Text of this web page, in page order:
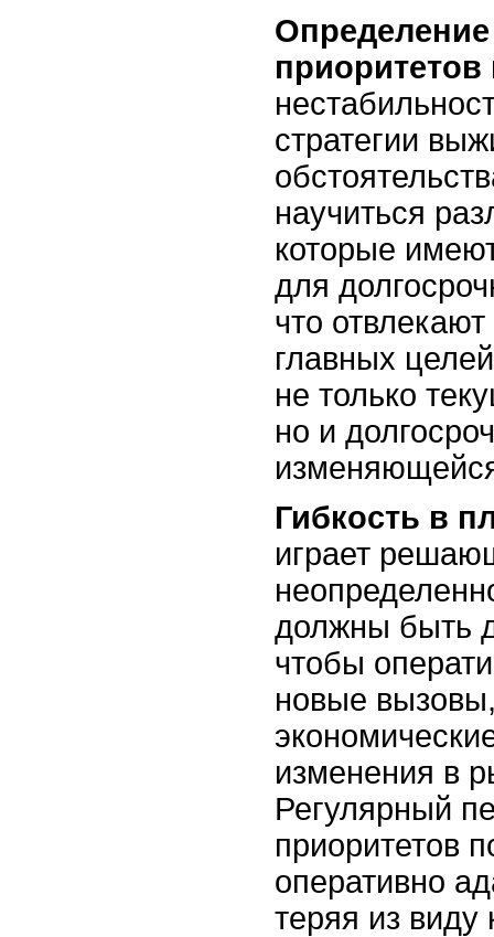
приоритетов
стратегии
научиться
которые
для
что
главных
не только
но и
Гибкость в
играет
должны быть
чтобы
новые
изменения в
Регулярный
приоритетов
оперативно
теряя из